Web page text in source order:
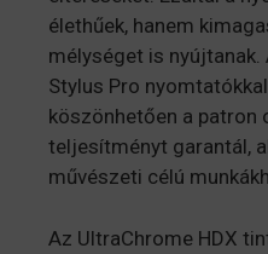
élethűek, hanem
mélységet is nyújtanak.
Stylus Pro
köszönhetően a
teljesítményt garantál,
művészeti célú
Az UltraChrome HDX